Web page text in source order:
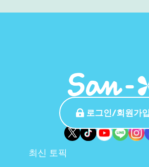
로그인/회원가입
최신 토픽